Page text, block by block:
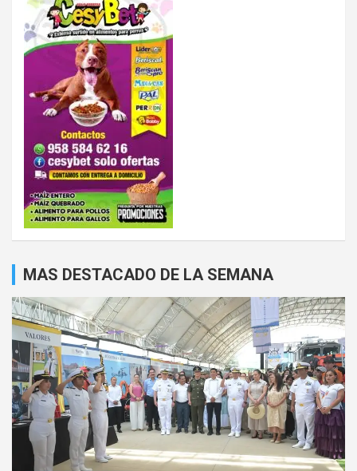
MAS DESTACADO DE LA SEMANA